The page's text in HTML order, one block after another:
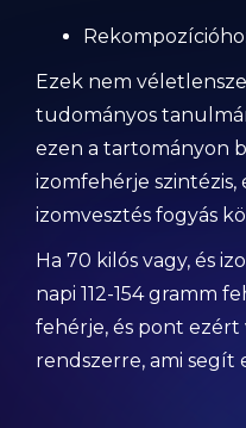
Ezek nem
tudományos
ezen a tartományon
izomfehérje szintézis,
izomvesztés fogyás
Ha 70 kilós vagy, és
napi 112-154 gramm
fehérje, és pont ezért
rendszerre, ami segít